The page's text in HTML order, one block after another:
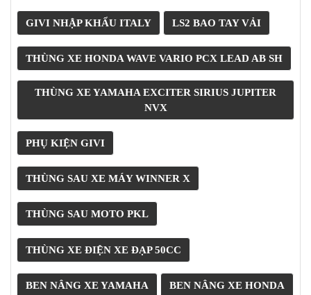
DƯỠNG
SÊN
BALO
TÚI
ĐEO
GIVI
MOTO
ÁO
GIÁP
MOTO
TAI
GẮN
MŨ
BẢO
HIỂM
GIVI NHẬP KHẨU ITALY LS2 BAO TAY VẢI
THÙNG XE HONDA WAVE VARIO PCX LEAD AB SH
THÙNG XE YAMAHA EXCITER SIRIUS JUPITER
NVX
PHỤ KIỆN GIVI
THÙNG SAU XE MÁY WINNER X
THÙNG SAU MOTO PKL
THÙNG XE ĐIỆN XE ĐẠP 50CC
BEN NÂNG XE YAMAHA BEN NÂNG XE HONDA